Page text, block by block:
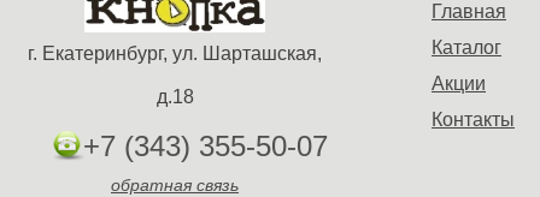
Главная
Каталог
Акции
Контакты
г. Екатеринбург, ул. Шарташская,
д.18
+7 (343) 355-50-07
обратная связь